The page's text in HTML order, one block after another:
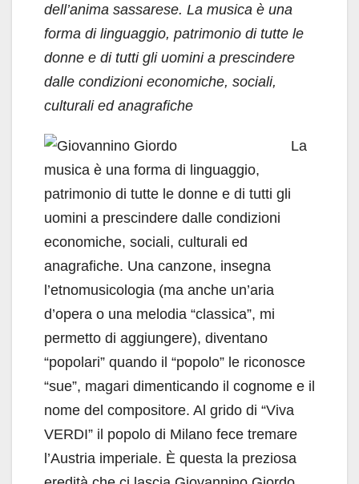
dell’anima sassarese. La musica è una
forma di linguaggio, patrimonio di tutte le
donne e di tutti gli uomini a prescindere
dalle condizioni economiche, sociali,
culturali ed anagrafiche
La
musica è una forma di linguaggio,
patrimonio di tutte le donne e di tutti gli
uomini a prescindere dalle condizioni
economiche, sociali, culturali ed
anagrafiche. Una canzone, insegna
l’etnomusicologia (ma anche un’aria
d’opera o una melodia “classica”, mi
permetto di aggiungere), diventano
“popolari” quando il “popolo” le riconosce
“sue”, magari dimenticando il cognome e il
nome del compositore. Al grido di “Viva
VERDI” il popolo di Milano fece tremare
l’Austria imperiale. È questa la preziosa